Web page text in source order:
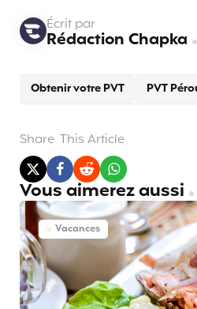
Obtenir votre PVT PVT
Écrit par
Rédaction Chapka
Share This Article
Vous aimerez aussi
Vacances